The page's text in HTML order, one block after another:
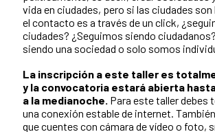
vida en ciudades, pero si las ciudades
el contacto es a través de un click,
ciudades? ¿Seguimos siendo
siendo una sociedad o solo somos
La inscripción a este taller es
y la convocatoria estará abierta
a la medianoche. Para este taller debes
una conexión estable de internet.
que cuentes con cámara de vídeo o foto,